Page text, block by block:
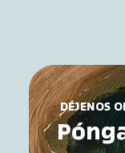
DÉJENOS